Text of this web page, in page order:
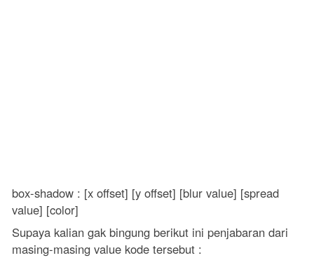
box-shadow : [x offset] [y offset] [blur value] [spread
value] [color]
Supaya kalian gak bingung berikut ini penjabaran dari
masing-masing value kode tersebut :